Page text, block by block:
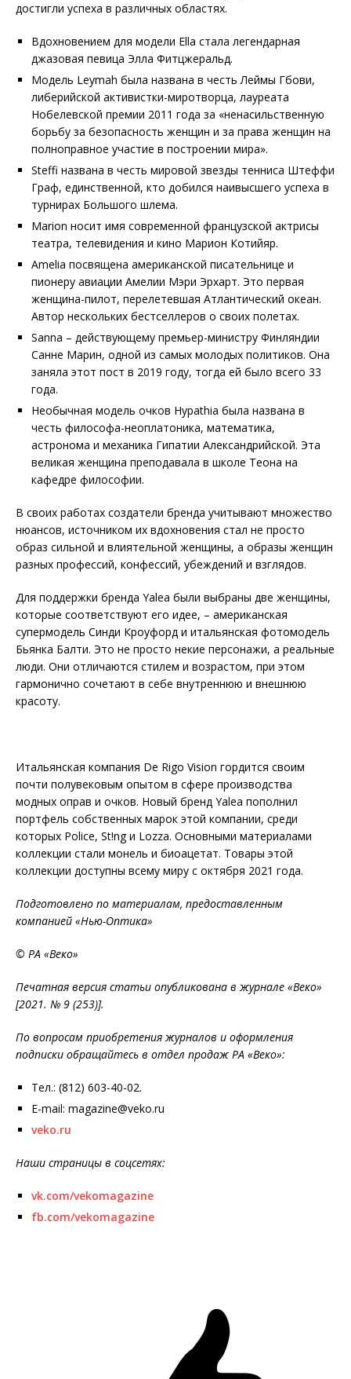
достигли успеха в различных областях.
Вдохновением для модели Ella стала легендарная
джазовая певица Элла Фитцжеральд.
Модель Leymah была названа в честь Леймы Гбови,
либерийской активистки-миротворца, лауреата
Нобелевской премии 2011 года за «ненасильственную
борьбу за безопасность женщин и за права женщин на
полноправное участие в построении мира».
Steffi названа в честь мировой звезды тенниса Штеффи
Граф, единственной, кто добился наивысшего успеха в
турнирах Большого шлема.
Marion носит имя современной французской актрисы
театра, телевидения и кино Марион Котийяр.
Amelia посвящена американской писательнице и
пионеру авиации Амелии Мэри Эрхарт. Это первая
женщина-пилот, перелетевшая Атлантический океан.
Автор нескольких бестселлеров о своих полетах.
Sanna – действующему премьер-министру Финляндии
Санне Марин, одной из самых молодых политиков. Она
заняла этот пост в 2019 году, тогда ей было всего 33
года.
Необычная модель очков Hypathia была названа в
честь философа-неоплатоника, математика,
астронома и механика Гипатии Александрийской. Эта
великая женщина преподавала в школе Теона на
кафедре философии.
В своих работах создатели бренда учитывают множество
нюансов, источником их вдохновения стал не просто
образ сильной и влиятельной женщины, а образы женщин
разных профессий, конфессий, убеждений и взглядов.
Для поддержки бренда Yalea были выбраны две женщины,
которые соответствуют его идее, – американская
супермодель Синди Кроуфорд и италь­янская фотомодель
Бьянка Балти. Это не просто некие персонажи, а реальные
люди. Они отличаются стилем и возрастом, при этом
гармонично сочетают в себе внутреннюю и внешнюю
красоту.
Итальянская компания De Rigo Vision гордится своим
почти полувековым опытом в сфере производства
модных оправ и очков. Новый бренд Yalea пополнил
портфель собственных марок этой компании, среди
которых Police, St!ng и Lozza. Основными материалами
коллекции стали монель и био­ацетат. Товары этой
коллекции доступны всему миру с октября 2021 года.
Подготовлено по материалам, предоставленным
компанией «Нью-Оптика»
© РА «Веко»
Печатная версия статьи опубликована в журнале «Веко»
[2021. № 9 (253)].
По вопросам приобретения журналов и оформления
подписки обращайтесь в отдел продаж РА «Веко»:
Тел.: (812) 603-40-02.
E-mail: magazine@veko.ru
veko.ru
Наши страницы в соцсетях:
vk.com/vekomagazine
fb.com/vekomagazine